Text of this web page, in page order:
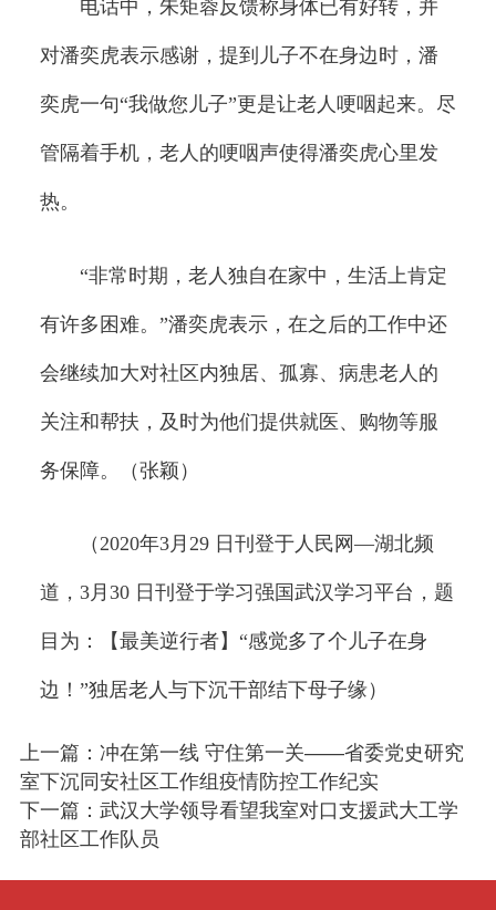
电话中，朱矩蓉反馈称身体已有好转，并
对潘奕虎表示感谢，提到儿子不在身边时，潘
奕虎一句“我做您儿子”更是让老人哽咽起来。尽
管隔着手机，老人的哽咽声使得潘奕虎心里发
热。
“非常时期，老人独自在家中，生活上肯定
有许多困难。”潘奕虎表示，在之后的工作中还
会继续加大对社区内独居、孤寡、病患老人的
关注和帮扶，及时为他们提供就医、购物等服
务保障。（张颖）
（2020年3月29 日刊登于人民网—湖北频
道，3月30 日刊登于学习强国武汉学习平台，题
目为：【最美逆行者】“感觉多了个儿子在身
边！”独居老人与下沉干部结下母子缘）
上一篇：冲在第一线 守住第一关——省委党史研究
室下沉同安社区工作组疫情防控工作纪实
下一篇：武汉大学领导看望我室对口支援武大工学
部社区工作队员